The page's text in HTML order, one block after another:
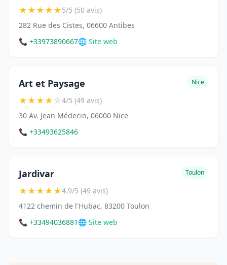
★★★★★5/5 (50 avis)
282 Rue des Cistes, 06600 Antibes
📞 +33973890667🌐 Site web
Art et Paysage Nice
★★★★☆4/5 (49 avis)
30 Av. Jean Médecin, 06000 Nice
📞 +33493625846
Jardivar Toulon
★★★★★4.9/5 (49 avis)
4122 chemin de l'Hubac, 83200 Toulon
📞 +33494036881 🌐 Site web